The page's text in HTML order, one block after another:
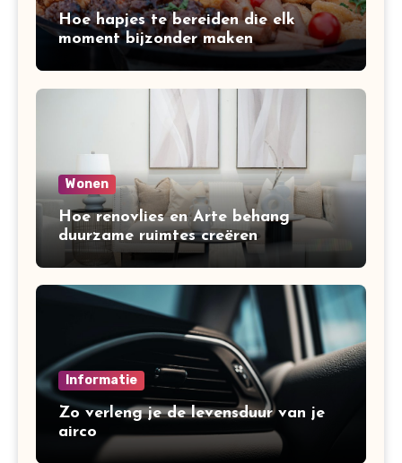
Hoe hapjes te bereiden die elk
moment bijzonder maken
Wonen
Hoe renovlies en Arte behang
duurzame ruimtes creëren
Informatie
Zo verleng je de levensduur van je
airco